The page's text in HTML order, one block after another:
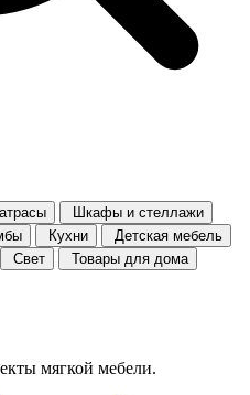
Шкафы и стеллажи
Кухни
Детская мебель
Свет
Товары для дома
мягкой мебели.